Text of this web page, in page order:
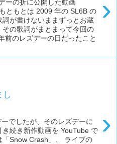
›
ーの折に公開した動画
ともとは 2009 年の SL6B の
が書けないままずっとお蔵
その歌詞がまとまって今回の
前のレズデーの日だったこと
し
›
でしたが、そのレズデーに
続き新作動画を YouTube で
Snow Crash」、 ライブの